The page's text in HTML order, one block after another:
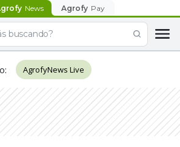
News Agrofy Pay
: AgrofyNews Live